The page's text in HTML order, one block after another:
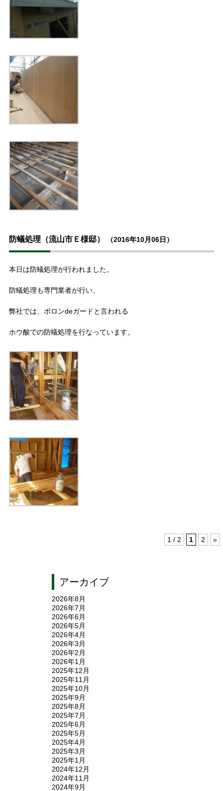
防蟻処理（流山市Ｅ様邸） （2016年10月06日）
本日は防蟻処理が行われました。
防蟻処理も専門業者が行い、
弊社では、ボロンdeガードと言われる
ホウ酸での防蟻処理を行なっています。
1 / 2 1 2 »
アーカイブ
2026年8月
2026年7月
2026年6月
2026年5月
2026年4月
2026年3月
2026年2月
2026年1月
2025年12月
2025年11月
2025年10月
2025年9月
2025年8月
2025年7月
2025年6月
2025年5月
2025年4月
2025年3月
2025年1月
2024年12月
2024年11月
2024年9月